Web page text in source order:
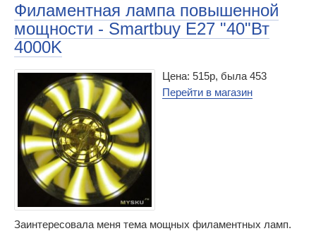
Филаментная лампа повышенной
мощности - Smartbuy E27 "40"Вт
4000K
Цена: 515р, была 453
Перейти в магазин
Заинтересовала меня тема мощных филаментных ламп.